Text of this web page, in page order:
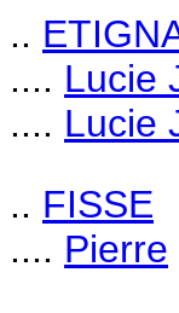
..
.... Lucie
.... Lucie
.. FISSE
.... Pierre